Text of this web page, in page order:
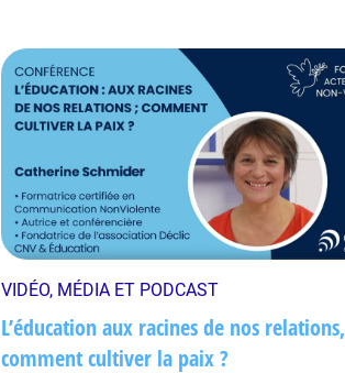
VIDÉO, MÉDIA ET PODCAST
L’éducation aux racines de nos relations,
comment cultiver la paix ?